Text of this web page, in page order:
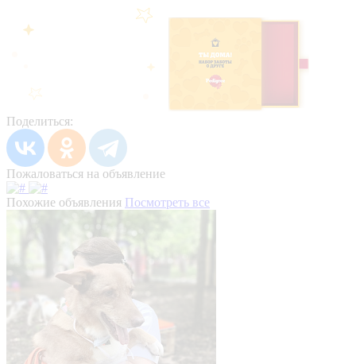
Поделиться:
Пожаловаться на объявление
Похожие объявления Посмотреть все